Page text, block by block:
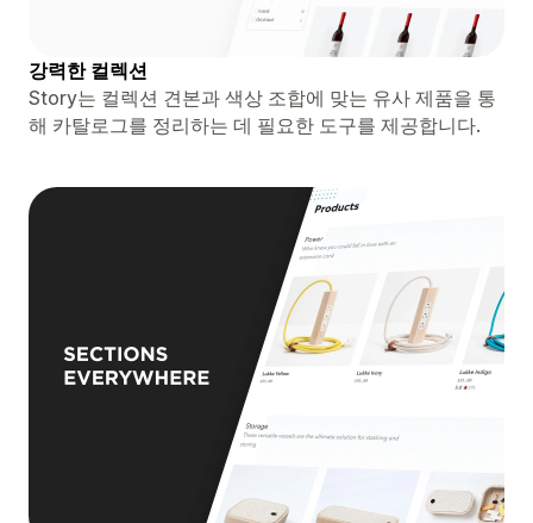
강력한 컬렉션
Story는 컬렉션 견본과 색상 조합에 맞는 유사 제품을 통
해 카탈로그를 정리하는 데 필요한 도구를 제공합니다.